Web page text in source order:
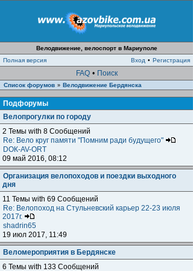
Велодвижение, велоспорт в Мариуполе
Полная версия
Вход • Регистрация
FAQ • Поиск
Список форумов » Велодвижение Бердянска
Подфорумы
Велопрогулки по городу
2 Темы with 8 Сообщений
Re: Вело круг памяти "Помним ради будущего"
DOК-AV-ORT
09 май 2016, 08:12
Организация велопоходов и поездки выходного
дня
11 Темы with 69 Сообщений
Re: Велопоход на Стульневский карьер 22-23 июля
2017г.
shadrin65
19 июл 2017, 11:49
Веломероприятия в Бердянске
6 Темы with 133 Сообщений